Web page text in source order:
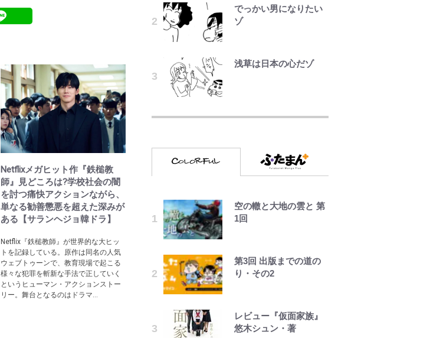
Netflixメガヒット作『鉄槌教
師』見どころは?学校社会の闇
を討つ痛快アクションながら、
単なる勧善懲悪を超えた深みが
ある【サランヘジョ韓ドラ】
Netflix『鉄槌教師』が世界的な大ヒッ
トを記録している。原作は同名の人気
ウェブトゥーンで、教育現場で起こる
様々な犯罪を斬新な手法で正していく
というヒューマン・アクションストー
リー。舞台となるのはドラマ...
でっかい男になりたい
ゾ
浅草は日本の心だゾ
一端にいることを体
口を1周する「1時間半
ハイキング」パノラマ
絶景レポ【福島県福島
青く美しい「幸せのブ
けるコツを紹介【あな
たのすぐそばにいる
「季節の虫」の探し方
【キャンプ自己啓発】
増えすぎたギアを棚卸
空の轍と大地の雲と 第
1回
第3回 出版までの道の
り・その2
レビュー『仮面家族』
悠木シュン・著